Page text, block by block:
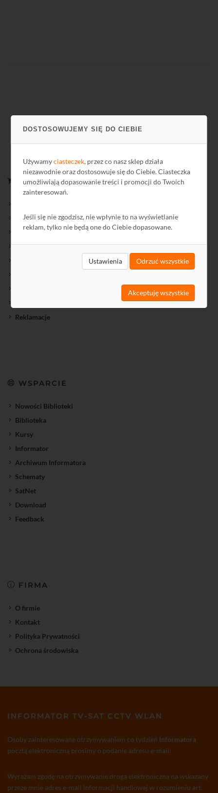
DOSTOSOWUJEMY SIĘ DO CIEBIE
Używamyciasteczek, przez co nasz sklep działa
niezawodnie oraz dostosowuje się do Ciebie. Ciasteczka
umożliwiają dopasowanie treści i promocji do Twoich
zainteresowań.
Jeśli się nie zgodzisz, nie wpłynie to na wyświetlanie
reklam, tylko nie będą one do Ciebie dopasowane.
Ustawienia Odrzuć wszystkie
Akceptuję wszystkie
ZAKUPY
Oferty Specjalne
Wyprzedaż
Towary przecenione
Reklamacje
WSPARCIE
Nowości Biblioteki
Biblioteka
Kursy
Informator
Archiwum Informatora
Schematy
SatNet
Download
Feedback
FIRMA
O firmie
Kontakt
Polityka Prywatności
Ochrona środowiska
INFORMATOR TV-SAT CCTV WLAN
Osoby zainteresowane otrzymywaniem co tydzień Informatora
pocztą elektroniczną prosimy o podanie adresu e-mail:
Wyrażam zgodę na otrzymywanie drogą elektroniczną na wskazany
przeze mnie adres e-mail informacji handlowej w rozumieniu art.